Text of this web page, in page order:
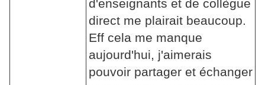
d'enseignants et de collègue
direct me plairait beaucoup.
Eff cela me manque
aujourd'hui, j'aimerais
pouvoir partager et échanger